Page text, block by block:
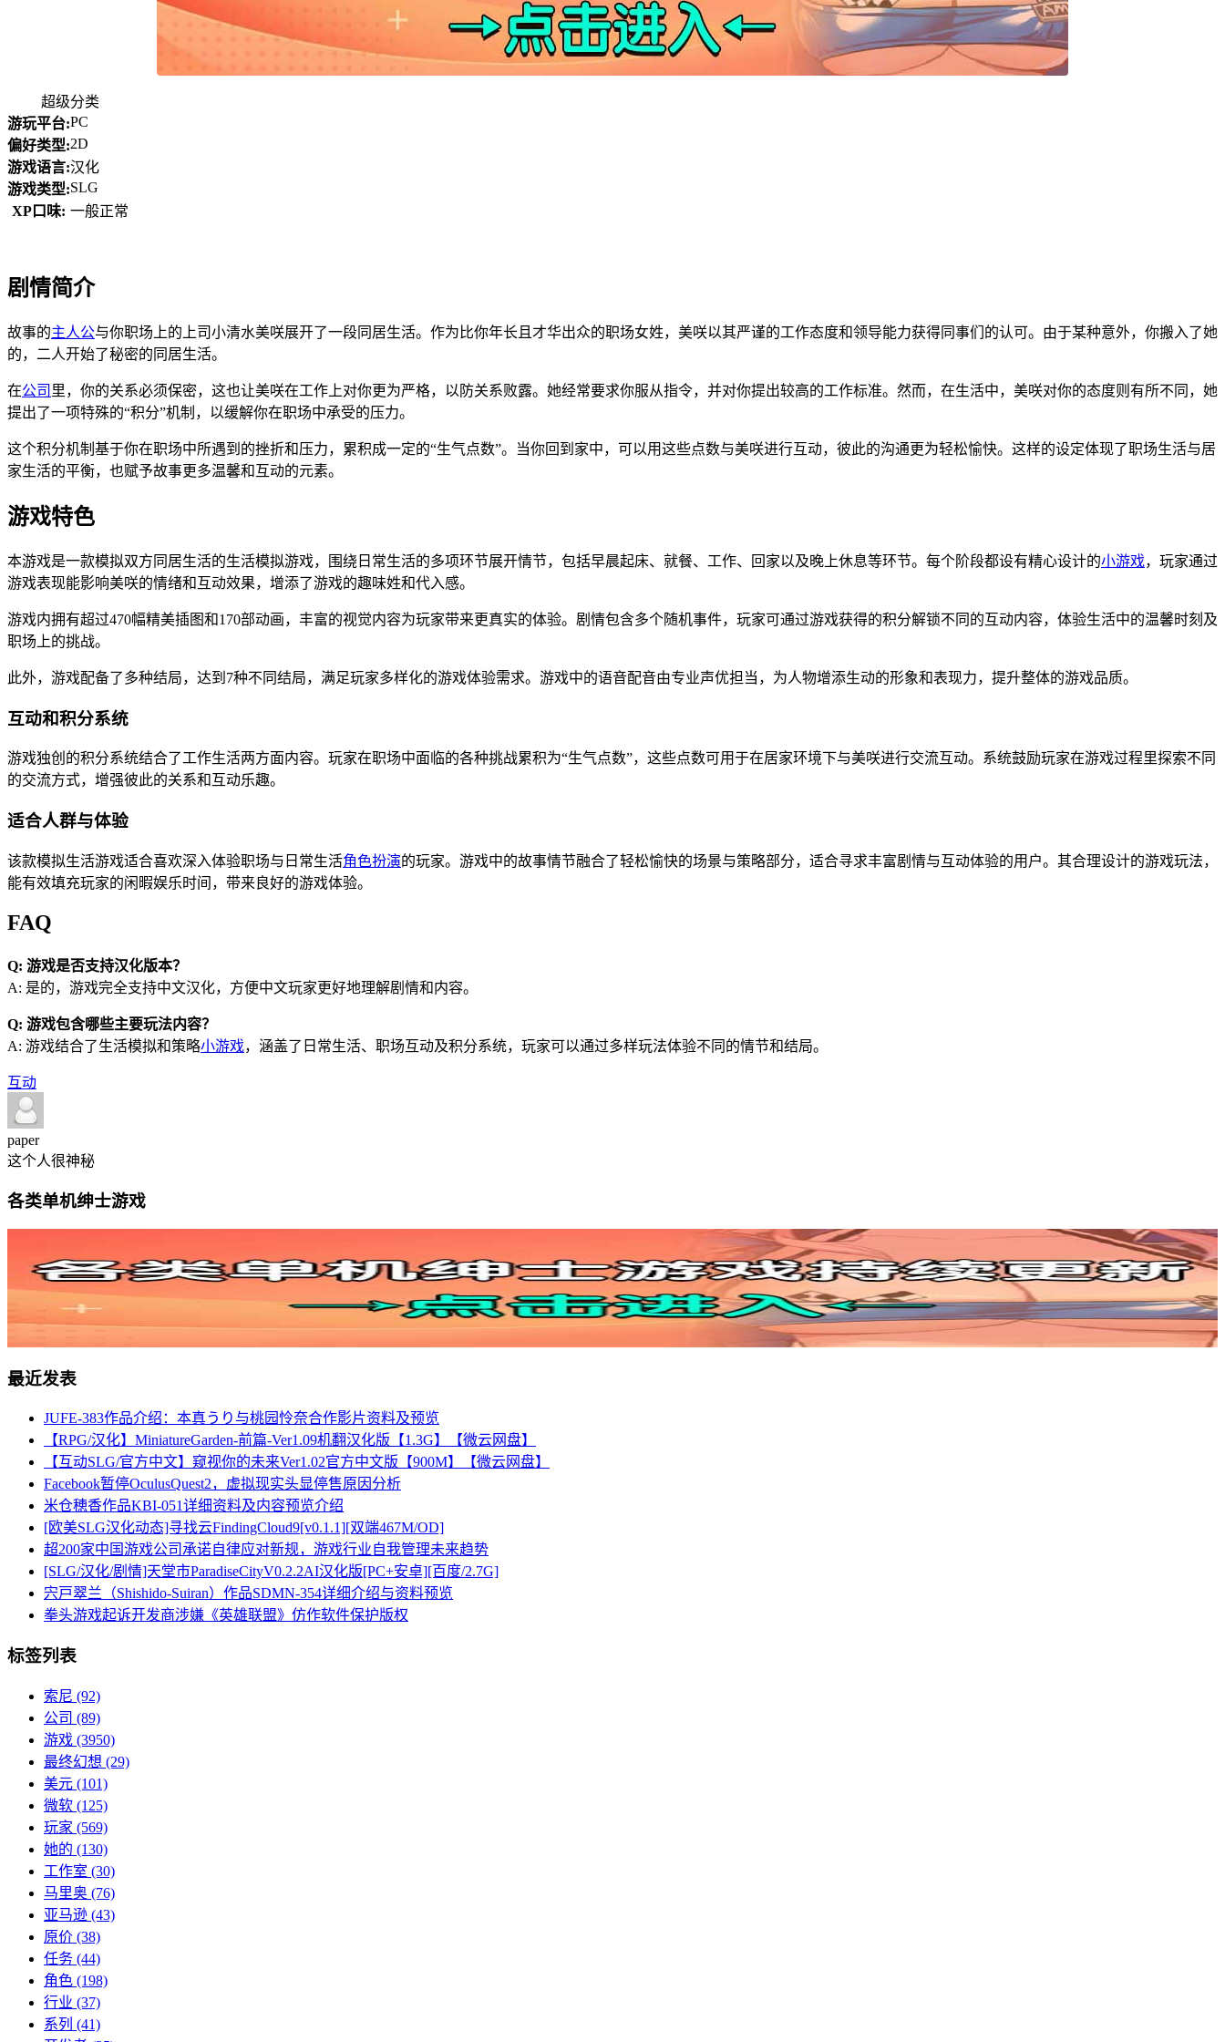
超级分类
游玩平台:PC
偏好类型:2D
游戏语言:汉化
游戏类型:SLG
XP口味: 一般正常
剧情简介
故事的主人公与你职场上的上司小清水美咲展开了一段同居生活。作为比你年长且才华出众的职场女姓，美咲以其严谨的工作态度和领导能力获得同事们的认可。由于某种意外，你搬入了她
的，二人开始了秘密的同居生活。
在公司 里，你的关系必须保密，这也让美咲在工作上对你更为严格，以防关系败露。她经常要求你服从指令，并对你提出较高的工作标准。然而，在生活中，美咲对你的态度则有所不同，她
提出了一项特殊的“积分”机制，以缓解你在职场中承受的压力。
这个积分机制基于你在职场中所遇到的挫折和压力，累积成一定的“生气点数”。当你回到家中，可以用这些点数与美咲进行互动，彼此的沟通更为轻松愉快。这样的设定体现了职场生活与居
家生活的平衡，也赋予故事更多温馨和互动的元素。
游戏特色
本游戏是一款模拟双方同居生活的生活模拟游戏，围绕日常生活的多项环节展开情节，包括早晨起床、就餐、工作、回家以及晚上休息等环节。每个阶段都设有精心设计的小游戏，玩家通过
游戏表现能影响美咲的情绪和互动效果，增添了游戏的趣味姓和代入感。
游戏内拥有超过470幅精美插图和170部动画，丰富的视觉内容为玩家带来更真实的体验。剧情包含多个随机事件，玩家可通过游戏获得的积分解锁不同的互动内容，体验生活中的温馨时刻及
职场上的挑战。
此外，游戏配备了多种结局，达到7种不同结局，满足玩家多样化的游戏体验需求。游戏中的语音配音由专业声优担当，为人物增添生动的形象和表现力，提升整体的游戏品质。
互动和积分系统
游戏独创的积分系统结合了工作生活两方面内容。玩家在职场中面临的各种挑战累积为“生气点数”，这些点数可用于在居家环境下与美咲进行交流互动。系统鼓励玩家在游戏过程里探索不同
的交流方式，增强彼此的关系和互动乐趣。
适合人群与体验
该款模拟生活游戏适合喜欢深入体验职场与日常生活角色扮演的玩家。游戏中的故事情节融合了轻松愉快的场景与策略部分，适合寻求丰富剧情与互动体验的用户。其合理设计的游戏玩法，
能有效填充玩家的闲暇娱乐时间，带来良好的游戏体验。
FAQ
Q: 游戏是否支持汉化版本？
A: 是的，游戏完全支持中文汉化，方便中文玩家更好地理解剧情和内容。
Q: 游戏包含哪些主要玩法内容？
A: 游戏结合了生活模拟和策略小游戏，涵盖了日常生活、职场互动及积分系统，玩家可以通过多样玩法体验不同的情节和结局。
互动
paper
这个人很神秘
各类单机绅士游戏
最近发表
JUFE-383作品介绍：本真うり与桃园怜奈合作影片资料及预览
【RPG/汉化】MiniatureGarden-前篇-Ver1.09机翻汉化版【1.3G】【微云网盘】
【互动SLG/官方中文】窥视你的未来Ver1.02官方中文版【900M】【微云网盘】
Facebook暂停OculusQuest2，虚拟现实头显停售原因分析
米仓穂香作品KBI-051详细资料及内容预览介绍
[欧美SLG汉化动态]寻找云FindingCloud9[v0.1.1][双端467M/OD]
超200家中国游戏公司承诺自律应对新规，游戏行业自我管理未来趋势
[SLG/汉化/剧情]天堂市ParadiseCityV0.2.2AI汉化版[PC+安卓][百度/2.7G]
宍戸翠兰（Shishido-Suiran）作品SDMN-354详细介绍与资料预览
拳头游戏起诉开发商涉嫌《英雄联盟》仿作软件保护版权
标签列表
索尼 (92)
公司 (89)
游戏 (3950)
最终幻想 (29)
美元 (101)
微软 (125)
玩家 (569)
她的 (130)
工作室 (30)
马里奥 (76)
亚马逊 (43)
原价 (38)
任务 (44)
角色 (198)
行业 (37)
系列 (41)